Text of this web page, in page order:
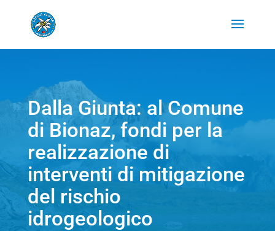
Dalla Giunta: al Comune
di Bionaz, fondi per la
realizzazione di
interventi di mitigazione
del rischio
idrogeologico